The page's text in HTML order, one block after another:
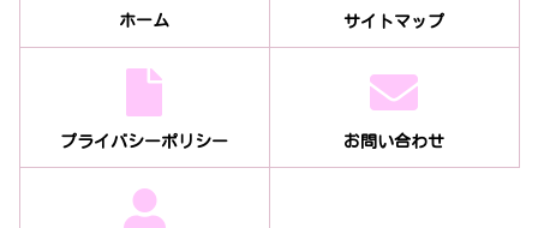
ホーム サイトマップ
プライバシーポリシー お問い合わせ